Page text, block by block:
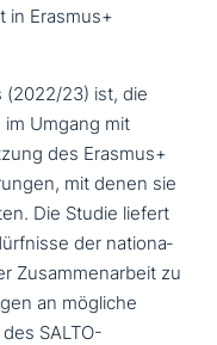
in Erasmus+
(2022/23) ist, die
Umgang mit
des Erasmus+
mit denen sie
Die Studie liefert
der natio­na­
Zusammenarbeit zu
an mögliche
SALTO-